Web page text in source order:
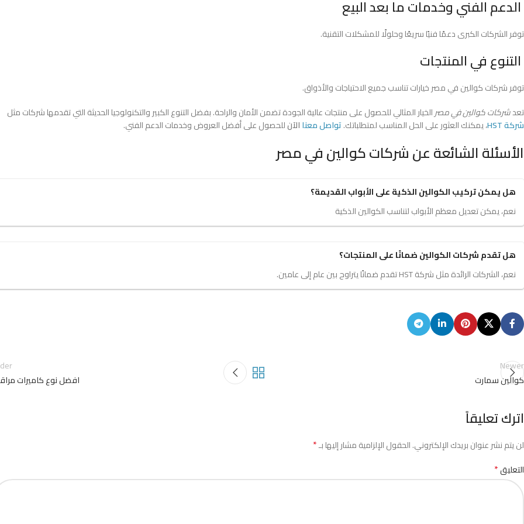
الدعم الفني وخدمات ما بعد البيع
توفر الشركات الكبرى دعمًا فنيًا سريعًا وحلولًا للمشكلات التقنية.
التنوع في المنتجات
توفر شركات كوالين في مصر خيارات تناسب جميع الاحتياجات والأذواق.
تعدشركات كوالين في مصرالخيار المثالي للحصول على منتجات عالية الجودة تضمن الأمان والراحة. بفضل التنوع الكبير والتكنولوجيا الحديثة التي تقدمها شركات مثل
شركة HST
، يمكنك العثور على الحل المناسب لمتطلباتك.تواصل معناالآنللحصول على أفضل العروض وخدمات الدعم الفني.
الأسئلة الشائعة عن شركات كوالين في مصر
هل يمكن تركيب الكوالين الذكية على الأبواب القديمة؟
نعم، يمكن تعديل معظم الأبواب لتناسب الكوالين الذكية
هل تقدم شركات الكوالين ضمانًا على المنتجات؟
نعم، الشركات الرائدة مثل شركة HST تقدم ضمانًا يتراوح بين عام إلى عامين.
Newer
كوالين سمارت
افضل نوع كاميرات
اترك تعليقاً
لن يتم نشر عنوان بريدك الإلكتروني.الحقول الإلزامية مشار إليها بـ*
التعليق*